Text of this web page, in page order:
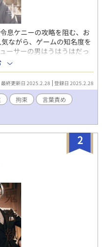
息ケニーの攻略を阻む、お
ながら、ゲームの知名度を
ーサーの男はうはうはだっ
たら、執事が設定にない拷
世界転生もののBL小説。
ューサーの侯爵令息。 こち
電子書籍を販売中。 詳細を
。
最終更新日 2025.2.28 登録日 2025.2.28
拘束
言葉責め
2